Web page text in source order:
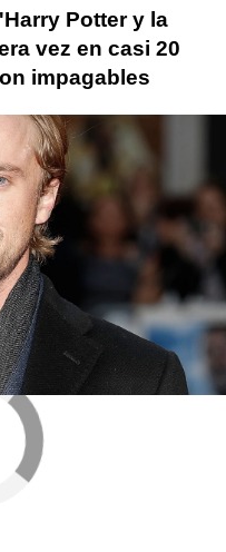
Potter y la
vez en casi 20
impagables